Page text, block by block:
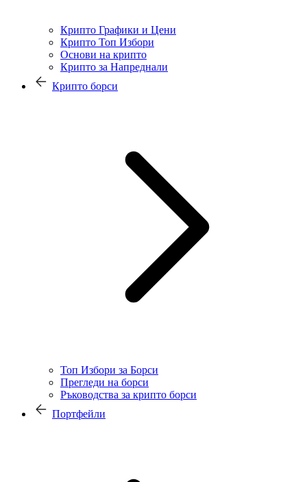
Крипто Графики и Цени
Крипто Топ Избори
Основи на крипто
Крипто за Напреднали
Крипто борси
Топ Избори за Борси
Прегледи на борси
Ръководства за крипто борси
Портфейли